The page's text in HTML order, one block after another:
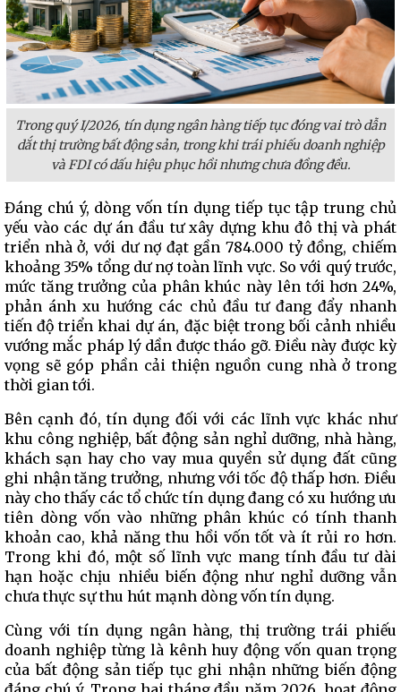
Trong quý I/2026, tín dụng ngân hàng tiếp tục đóng vai trò dẫn
dắt thị trường bất động sản, trong khi trái phiếu doanh nghiệp
và FDI có dấu hiệu phục hồi nhưng chưa đồng đều.
Đáng chú ý, dòng vốn tín dụng tiếp tục tập trung chủ
yếu vào các dự án đầu tư xây dựng khu đô thị và phát
triển nhà ở, với dư nợ đạt gần 784.000 tỷ đồng, chiếm
khoảng 35% tổng dư nợ toàn lĩnh vực. So với quý trước,
mức tăng trưởng của phân khúc này lên tới hơn 24%,
phản ánh xu hướng các chủ đầu tư đang đẩy nhanh
tiến độ triển khai dự án, đặc biệt trong bối cảnh nhiều
vướng mắc pháp lý dần được tháo gỡ. Điều này được kỳ
vọng sẽ góp phần cải thiện nguồn cung nhà ở trong
thời gian tới.
Bên cạnh đó, tín dụng đối với các lĩnh vực khác như
khu công nghiệp, bất động sản nghỉ dưỡng, nhà hàng,
khách sạn hay cho vay mua quyền sử dụng đất cũng
ghi nhận tăng trưởng, nhưng với tốc độ thấp hơn. Điều
này cho thấy các tổ chức tín dụng đang có xu hướng ưu
tiên dòng vốn vào những phân khúc có tính thanh
khoản cao, khả năng thu hồi vốn tốt và ít rủi ro hơn.
Trong khi đó, một số lĩnh vực mang tính đầu tư dài
hạn hoặc chịu nhiều biến động như nghỉ dưỡng vẫn
chưa thực sự thu hút mạnh dòng vốn tín dụng.
Cùng với tín dụng ngân hàng, thị trường trái phiếu
doanh nghiệp từng là kênh huy động vốn quan trọng
của bất động sản tiếp tục ghi nhận những biến động